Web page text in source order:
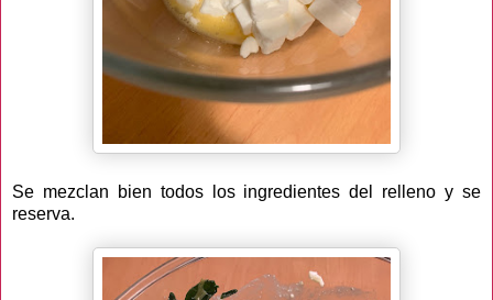
Se mezclan bien todos los ingredientes del relleno y se
reserva.